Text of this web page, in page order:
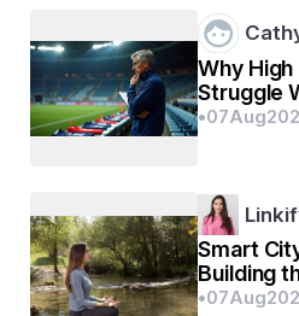
ପୋଷ୍ଟ ଦେଖୁଥିବା ସବୁ ବାପା
ଶିକ୍ଷା ସହିତ ଉଚିତ ସଂସ୍କାର
ଧନ୍ୟବାଦ 🤗🙏
Why
Struggle
Emotional
•07Aug
Smart
Building
Intelligent
•07Aug